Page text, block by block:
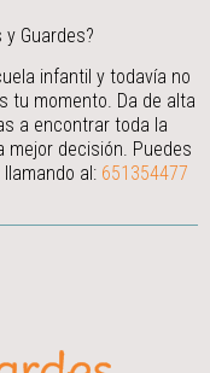
Guardes?
infantil y todavía no
tu momento. Da de alta
a encontrar toda la
decisión. Puedes
llamando al: 651354477